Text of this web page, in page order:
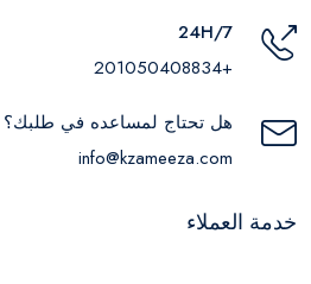
24H/7
+201050408834
هل تحتاج لمساعده في طلبك؟
info@kzameeza.com
خدمة العملاء